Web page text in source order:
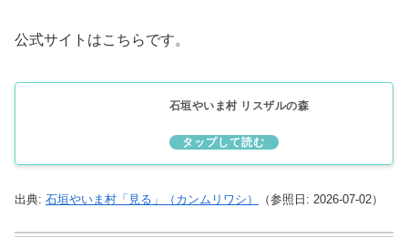
公式サイトはこちらです。
石垣やいま村 リスザルの森
出典: 石垣やいま村「見る」（カンムリワシ） （参照日: 2026-07-02）